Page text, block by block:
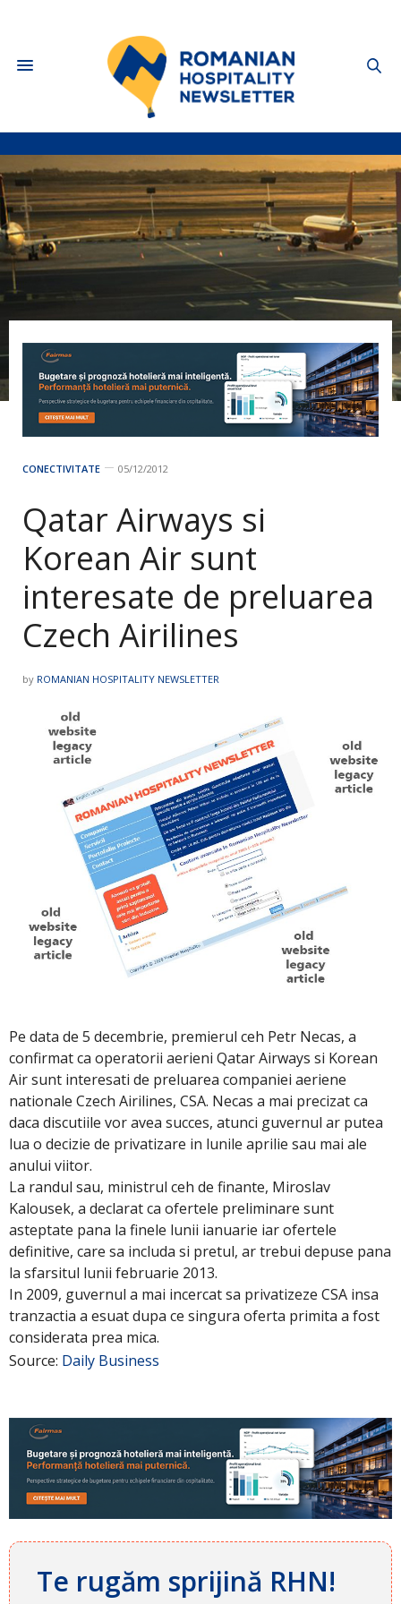
CONECTIVITATE 05/12/2012
Qatar Airways si
Korean Air sunt
interesate de preluarea
Czech Airilines
by ROMANIAN HOSPITALITY NEWSLETTER
Pe data de 5 decembrie, premierul ceh Petr Necas, a
confirmat ca operatorii aerieni Qatar Airways si Korean
Air sunt interesati de preluarea companiei aeriene
nationale Czech Airilines, CSA. Necas a mai precizat ca
daca discutiile vor avea succes, atunci guvernul ar putea
lua o decizie de privatizare in lunile aprilie sau mai ale
anului viitor.
La randul sau, ministrul ceh de finante, Miroslav
Kalousek, a declarat ca ofertele preliminare sunt
asteptate pana la finele lunii ianuarie iar ofertele
definitive, care sa includa si pretul, ar trebui depuse pana
la sfarsitul lunii februarie 2013.
In 2009, guvernul a mai incercat sa privatizeze CSA insa
tranzactia a esuat dupa ce singura oferta primita a fost
considerata prea mica.
Source: Daily Business
Te rugăm sprijină RHN!